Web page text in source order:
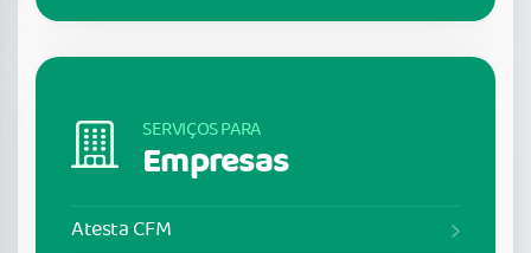
SERVIÇOS PARA
Empresas
Atesta CFM